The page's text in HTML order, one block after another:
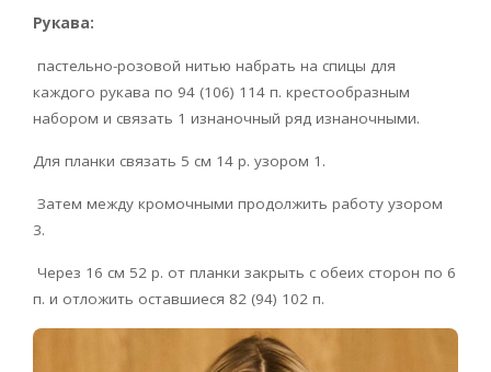
Рукава:
пастельно-розовой нитью набрать на спицы для
каждого рукава по 94 (106) 114 п. крестообразным
набором и связать 1 изнаночный ряд изнаночными.
Для планки связать 5 см 14 р. узором 1.
Затем между кромочными продолжить работу узором
3.
Через 16 см 52 р. от планки закрыть с обеих сторон по 6
п. и отложить оставшиеся 82 (94) 102 п.